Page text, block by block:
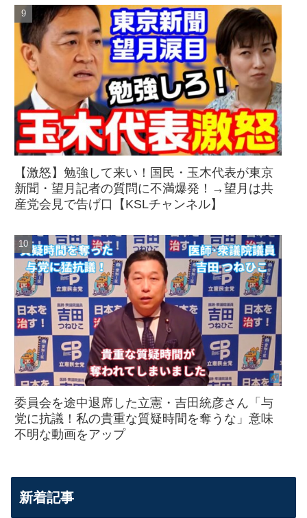
【激怒】勉強して来い！国民・玉木代表が東京
新聞・望月記者の質問に不満爆発！→望月は共
産党会見で告げ口【KSLチャンネル】
委員会を途中退席した立憲・吉田統彦さん「与
党に抗議！私の貴重な質疑時間を奪うな」意味
不明な動画をアップ
新着記事